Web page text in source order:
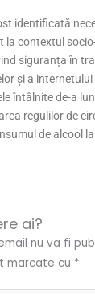
identificată
la contextul
siguranța în
și a
întâlnite de-a
regulilor de
de alcool
ai?
nu va fi
marcate cu *